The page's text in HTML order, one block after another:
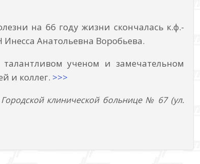
на 66 году жизни скончалась к.ф.-
Анатольевна Воробьева.
ученом и замечательном
и коллег. >>>
клинической больнице № 67 (ул.